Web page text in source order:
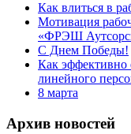
Как влиться в
Мотивация
«ФРЭШ
С Днем Победы!
Как эффективно
линейного
8 марта
Архив новостей